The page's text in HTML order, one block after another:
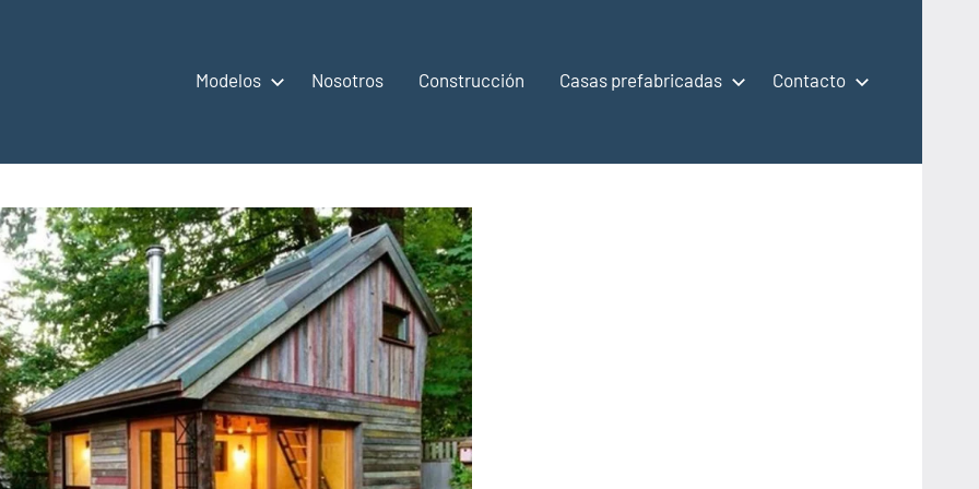
Modelos Nosotros Construcción Casas prefabricadas Contacto